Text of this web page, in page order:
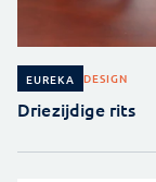
EUREKA DESIGN
Driezijdige rits